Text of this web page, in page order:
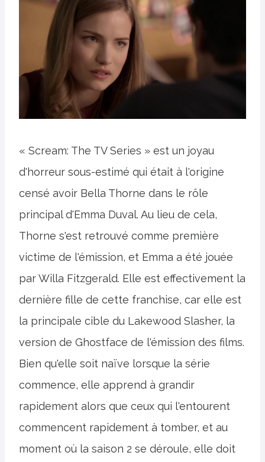
« Scream: The TV Series » est un joyau
d'horreur sous-estimé qui était à l'origine
censé avoir Bella Thorne dans le rôle
principal d'Emma Duval. Au lieu de cela,
Thorne s'est retrouvé comme première
victime de l'émission, et Emma a été jouée
par Willa Fitzgerald. Elle est effectivement la
dernière fille de cette franchise, car elle est
la principale cible du Lakewood Slasher, la
version de Ghostface de l'émission des films.
Bien qu'elle soit naïve lorsque la série
commence, elle apprend à grandir
rapidement alors que ceux qui l'entourent
commencent rapidement à tomber, et au
moment où la saison 2 se déroule, elle doit